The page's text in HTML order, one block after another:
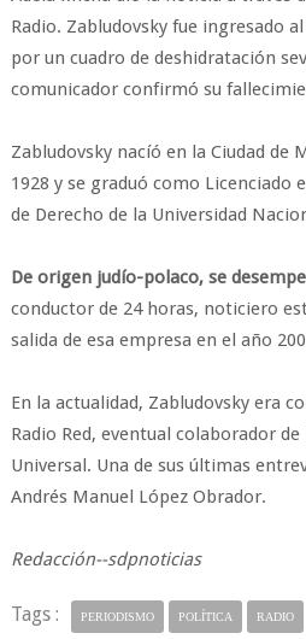
Radio. Zabludovsky fue ingresado
por un cuadro de deshidratación
comunicador confirmó su
Zabludovsky nacíó en la Ciudad de
1928 y se graduó como Licenciado
de Derecho de la Universidad
De origen judío-polaco, se
conductor de 24 horas, noticiero
salida de esa empresa en el año
En la actualidad, Zabludovsky era
Radio Red, eventual colaborador
Universal. Una de sus últimas
Andrés Manuel López Obrador.
Redacción--sdpnoticias
Tags : PERIODISMO POLÍTICA RADIO